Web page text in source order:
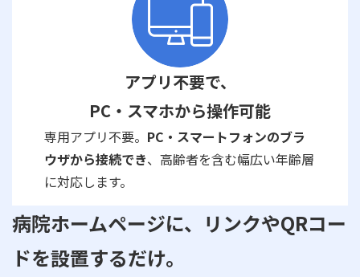
アプリ不要で、
PC・スマホから操作可能
専用アプリ不要。 PC・スマートフォンのブラ
ウザから接続でき、高齢者を含む幅広い年齢層
に対応します。
病院ホームページに、リンクやQRコー
ドを設置するだけ。